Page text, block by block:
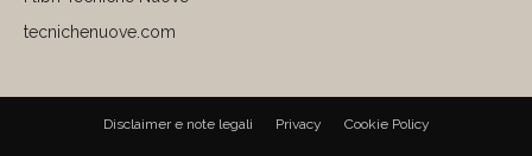
tecnichenuove.com
Disclaimer e note legali Privacy Cookie Policy